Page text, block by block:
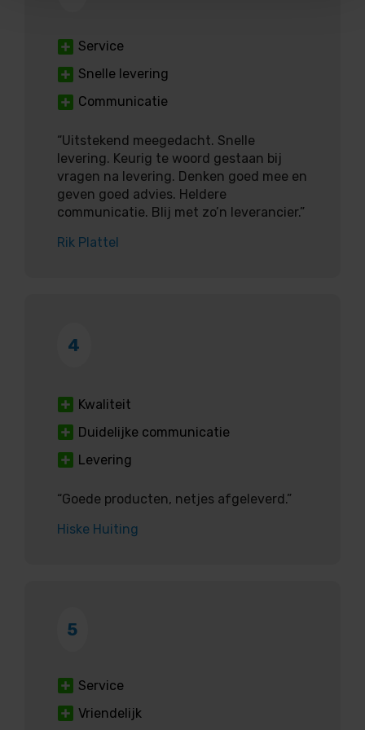
Service
Snelle levering
Communicatie
“Uitstekend meegedacht. Snelle
levering. Keurig te woord gestaan bij
vragen na levering. Denken goed mee en
geven goed advies. Heldere
communicatie. Blij met zo’n leverancier.”
Rik Plattel
4
Kwaliteit
Duidelijke communicatie
Levering
“Goede producten, netjes afgeleverd.”
Hiske Huiting
5
Service
Vriendelijk